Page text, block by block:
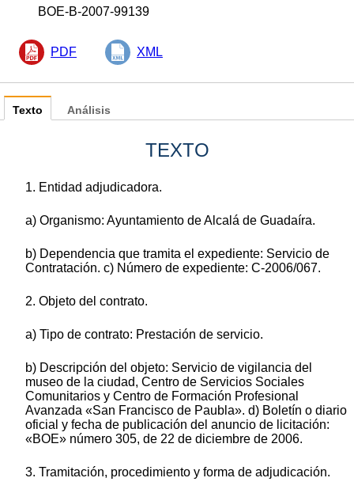
BOE-B-2007-99139
PDF XML
Texto
TEXTO
1. Entidad adjudicadora.
a) Organismo: Ayuntamiento de Alcalá de Guadaíra.
b) Dependencia que tramita el expediente: Servicio de
Contratación. c) Número de expediente: C-2006/067.
2. Objeto del contrato.
a) Tipo de contrato: Prestación de servicio.
b) Descripción del objeto: Servicio de vigilancia del
museo de la ciudad, Centro de Servicios Sociales
Comunitarios y Centro de Formación Profesional
Avanzada «San Francisco de Paubla». d) Boletín o diario
oficial y fecha de publicación del anuncio de licitación:
«BOE» número 305, de 22 de diciembre de 2006.
3. Tramitación, procedimiento y forma de adjudicación.
Análisis